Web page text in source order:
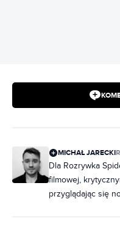
MICHAŁ JARECKI
Dla Rozrywka
filmowej,
przyglądając się